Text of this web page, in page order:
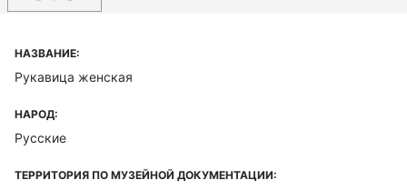
НАЗВАНИЕ:
Рукавица женская
НАРОД:
Русские
ТЕРРИТОРИЯ ПО МУЗЕЙНОЙ ДОКУМЕНТАЦИИ: